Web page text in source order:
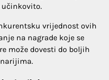
vrijednost ovih
na nagrade koje se
može dovesti do boljih